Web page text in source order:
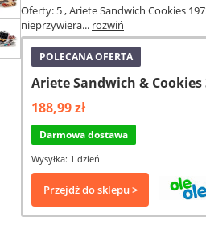
Oferty: 5, Ariete Sandwich Cookies
nieprzywiera... rozwiń
POLECANA OFERTA
Ariete Sandwich &
188,99 zł
Darmowa dostawa
Wysyłka: 1 dzień
Przejdź do sklepu >